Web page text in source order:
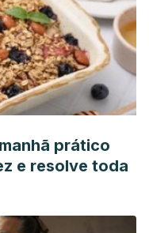
prático
e resolve toda